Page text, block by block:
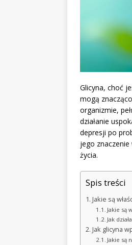
Glicyna, choć
mogą
organizmie,
działanie
depresji po
jego
życia.
Spis treści
Jakie są
Jakie są
Jak
Jak glicyna
Jakie są